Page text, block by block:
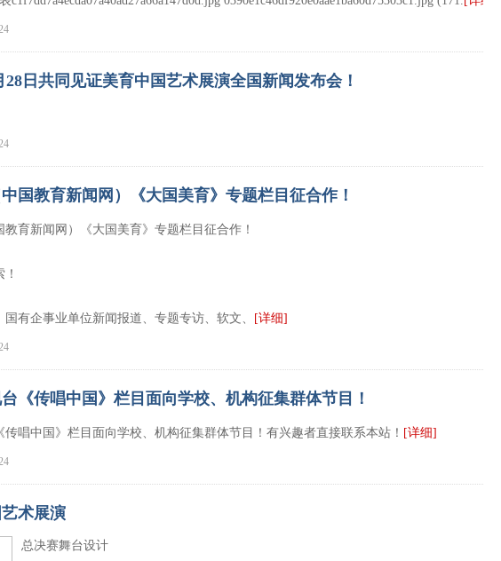
28日共同见证美育中国艺术展演全国新闻发布会！
国教育新闻网）《大国美育》专题栏目征合作！
育新闻网）《大国美育》专题栏目征合作！
有企事业单位新闻报道、专题专访、软文、
[详细]
《传唱中国》栏目面向学校、机构征集群体节目！
传唱中国》栏目面向学校、机构征集群体节目！有兴趣者直接联系本站！ [详细]
术展演
总决赛舞台设计